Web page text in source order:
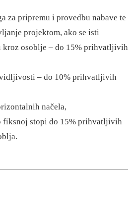
za pripremu i provedbu nabave te
projektom, ako se isti
kroz osoblje – do 15% prihvatljivih
– do 10% prihvatljivih
načela,
fiksnoj stopi do 15% prihvatljivih